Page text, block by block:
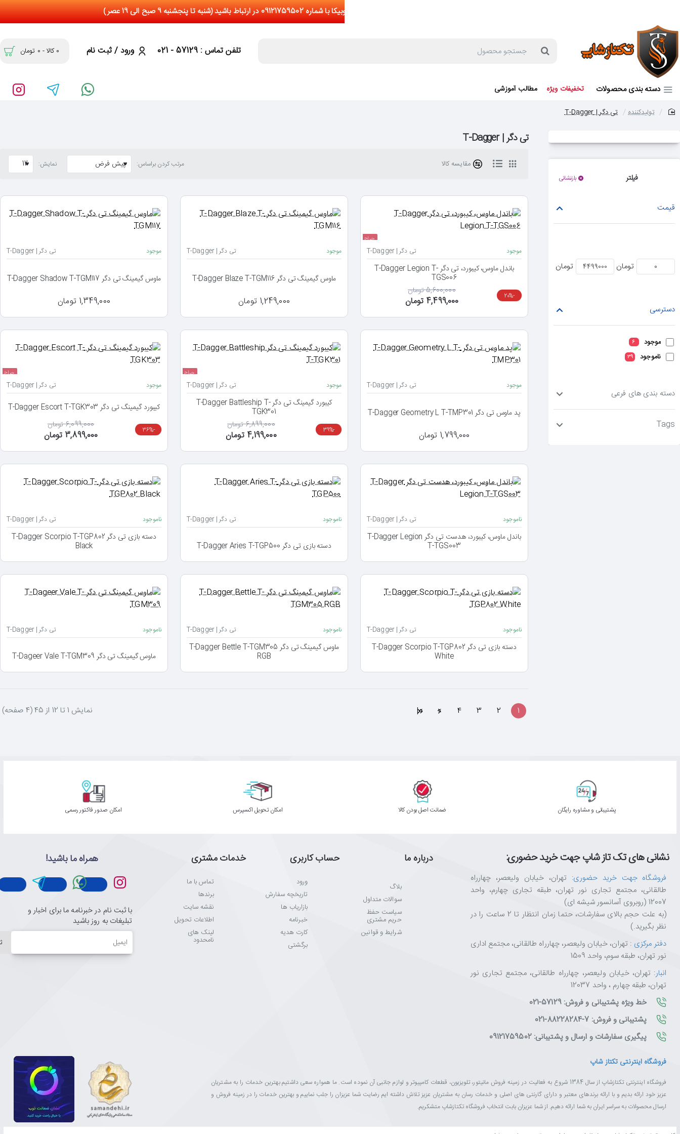
جستجو
تلفن تماس : 57129 - 021 ورود / ثبت نام 0 کالا - 0 تومان
دسته بندی محصولات تخفیفات ویژه مطالب آموزشی
تولیدکننده تی دگر | T-Dagger
فیلتر بازنشانی
قیمت
تومان تومان
دسترسی
موجود 6
ناموجود 39
دسته بندی های فرعی
Tags
تی دگر | T-Dagger
مقایسه کالا مرتب کردن براساس: نمایش:
حراج
موجود تی دگر | T-Dagger
باندل ماوس، کیبورد، تی دگر T-Dagger Legion T-
TGS006
-20% 4,499,000 تومان
5,600,000 تومان
موجود تی دگر | T-Dagger
ماوس گیمینگ تی دگر T-Dagger Blaze T-TGM116
1,249,000 تومان
موجود تی دگر | T-Dagger
ماوس گیمینگ تی دگر T-Dagger Shadow T-TGM117
1,349,000 تومان
موجود تی دگر | T-Dagger
پد ماوس تی دگر T-Dagger Geometry L T-TMP301
1,799,000 تومان
حراج
موجود تی دگر | T-Dagger
کیبورد گیمینگ تی دگر T-Dagger Battleship T-
TGK301
-39% 4,199,000 تومان
6,899,000 تومان
حراج
موجود تی دگر | T-Dagger
کیبورد گیمینگ تی دگر T-Dagger Escort T-TGK303
-36% 3,899,000 تومان
6,099,000 تومان
ناموجود تی دگر | T-Dagger
باندل ماوس، کیبورد، هدست تی دگر T-Dagger Legion
T-TGS003
ناموجود تی دگر | T-Dagger
دسته بازی تی دگر T-Dagger Aries T-TGP500
ناموجود تی دگر | T-Dagger
دسته بازی تی دگر T-Dagger Scorpio T-TGP802
Black
ناموجود تی دگر | T-Dagger
دسته بازی تی دگر T-Dagger Scorpio T-TGP802
White
ناموجود تی دگر | T-Dagger
ماوس گیمینگ تی دگر T-Dagger Bettle T-TGM305
RGB
ناموجود تی دگر | T-Dagger
ماوس گیمینگ تی دگر T-Dageer Vale T-TGM309
1
2
3
4
>
>| نمايش 1 تا 12 از 45 (4 صفحه)
پشتیبانی و مشاوره رایگان ﺿﻤﺎﻧﺖ اﺻﻞ ﺑﻮدن ﮐﺎﻟﺎ اﻣﮑﺎن ﺗﺤﻮﯾﻞ اﮐﺴﭙﺮس امکان صدور فاکتور رسمی
نشانی های تک تاز شاپ جهت خرید حضوری:
فروشگاه جهت خرید حضوری: تهران، خیابان ولیعصر، چهارراه
طالقانی، مجتمع تجاری نور تهران، طبقه تجاری چهارم، واحد
12007 (روبروی آسانسور شیشه ای)
(به علت حجم بالای سفارشات، حتما زمان انتظار تا 2 ساعت را در
نظر بگیرید.)
دفتر مرکزی : تهران، خیابان ولیعصر، چهارراه طالقانی، مجتمع اداری
نور تهران، طبقه سوم، واحد 1509
انبار: تهران، خیابان ولیعصر، چهارراه طالقانی، مجتمع تجاری نور
تهران، طبقه چهارم ، واحد 12037
خط ویژه پشتیبانی و فروش: 57129-021
پشتیبانی و فروش: 7-88228284-021
پیگیری سفارشات و ارسال و پشتیبانی: 09121759502
درباره ما
بلاگ
سوالات متداول
سیاست حفظ
حریم مشتری
شرایط و قوانین
حساب کاربری
ورود
تاریخچه سفارش
بازاریاب ها
خبرنامه
کارت هدیه
برگشتی
خدمات مشتری
تماس با ما
برندها
نقشه سایت
اطلاعات تحویل
لینک های
نامحدود
همراه ما باشید!
با ثبت نام در خبرنامه ما برای اخبار و
تبلیغات به روز باشید
ایمیل
فروشگاه اینترنتی تکتاز شاپ
فروشگاه اینترنتی تکتازشاپ از سال 1384 شروع به فعالیت در زمینه فروش مانیتور، تلویزیون، قطعات کامپیوتر و لوازم جانبی آن نموده است. ما همواره سعی داشتیم بهترین خدمات را به مشتریان
عزیز خود ارائه بدیم و با ارائه برندهای معتبر و دارای گارنتی های اصلی و خدمات رسان به مشتریان عزیز تلاش داشته ایم رضایت شما عزیزان را جلب نماییم و بهترین خدمات را در زمینه فروش و
ارسال محصولات به سراسر ایران به شما ارائه دهیم. از شما عزیزان بابت انتخاب فروشگاه تکتازشاپ متشکریم.